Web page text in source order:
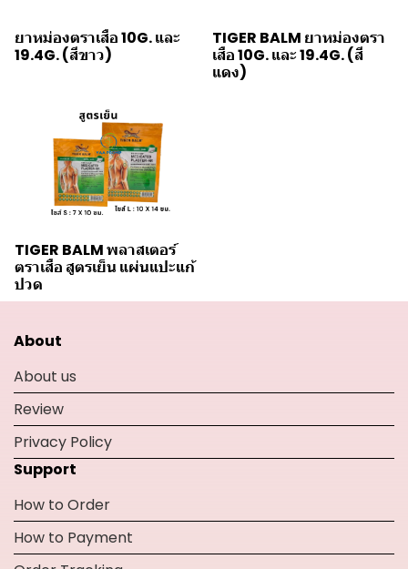
ยาหม่องตราเสือ 10G. และ
19.4G. (สีขาว)
TIGER BALM ยาหม่องตรา
เสือ 10G. และ 19.4G. (สี
แดง)
TIGER BALM พลาสเตอร์
ตราเสือ สูตรเย็น แผ่นแปะแก้
ปวด
About
About us
Review
Privacy Policy
Support
How to Order
How to Payment